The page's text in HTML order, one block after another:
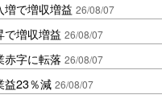
で増収増益 26/08/07
で増収増益 26/08/07
赤字に転落 26/08/07
益23％減 26/08/07